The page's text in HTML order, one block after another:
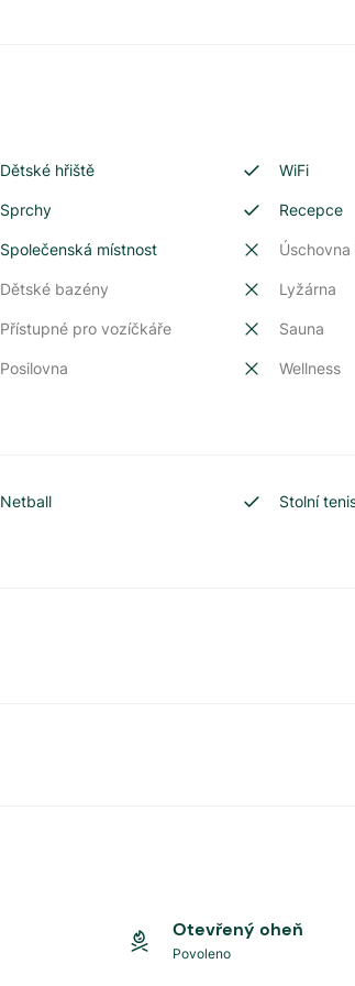
Dětské hřiště WiFi
Sprchy Recepce
Společenská místnost Úschovna
Dětské bazény Lyžárna
Přístupné pro vozíčkáře Sauna
Posilovna Wellness
Netball Stolní
Otevřený oheň
Povoleno